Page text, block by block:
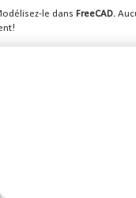
le dans FreeCAD.